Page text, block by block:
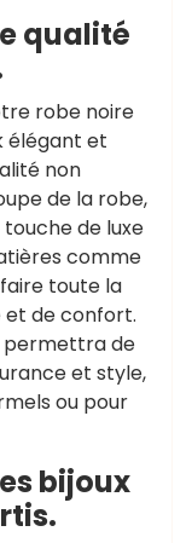
qualité
robe noire
élégant et
non
de la robe,
de luxe
comme
toute la
et de confort.
permettra de
et style,
ou pour
bijoux